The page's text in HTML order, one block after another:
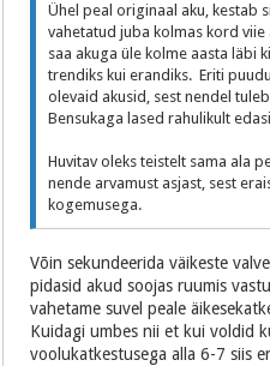
Ühel peal originaal aku, kestab
vahetatud juba kolmas kord viie
saa akuga üle kolme aasta läbi
trendiks kui erandiks. Eriti
olevaid akusid, sest nendel
Bensukaga lased rahulikult
Huvitav oleks teistelt sama ala
nende arvamust asjast, sest
kogemusega.
Võin sekundeerida väikeste
pidasid akud soojas ruumis
vahetame suvel peale
Kuidagi umbes nii et kui voldid
voolukatkestusega alla 6-7 siis